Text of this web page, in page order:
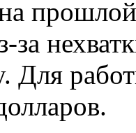
за
Для